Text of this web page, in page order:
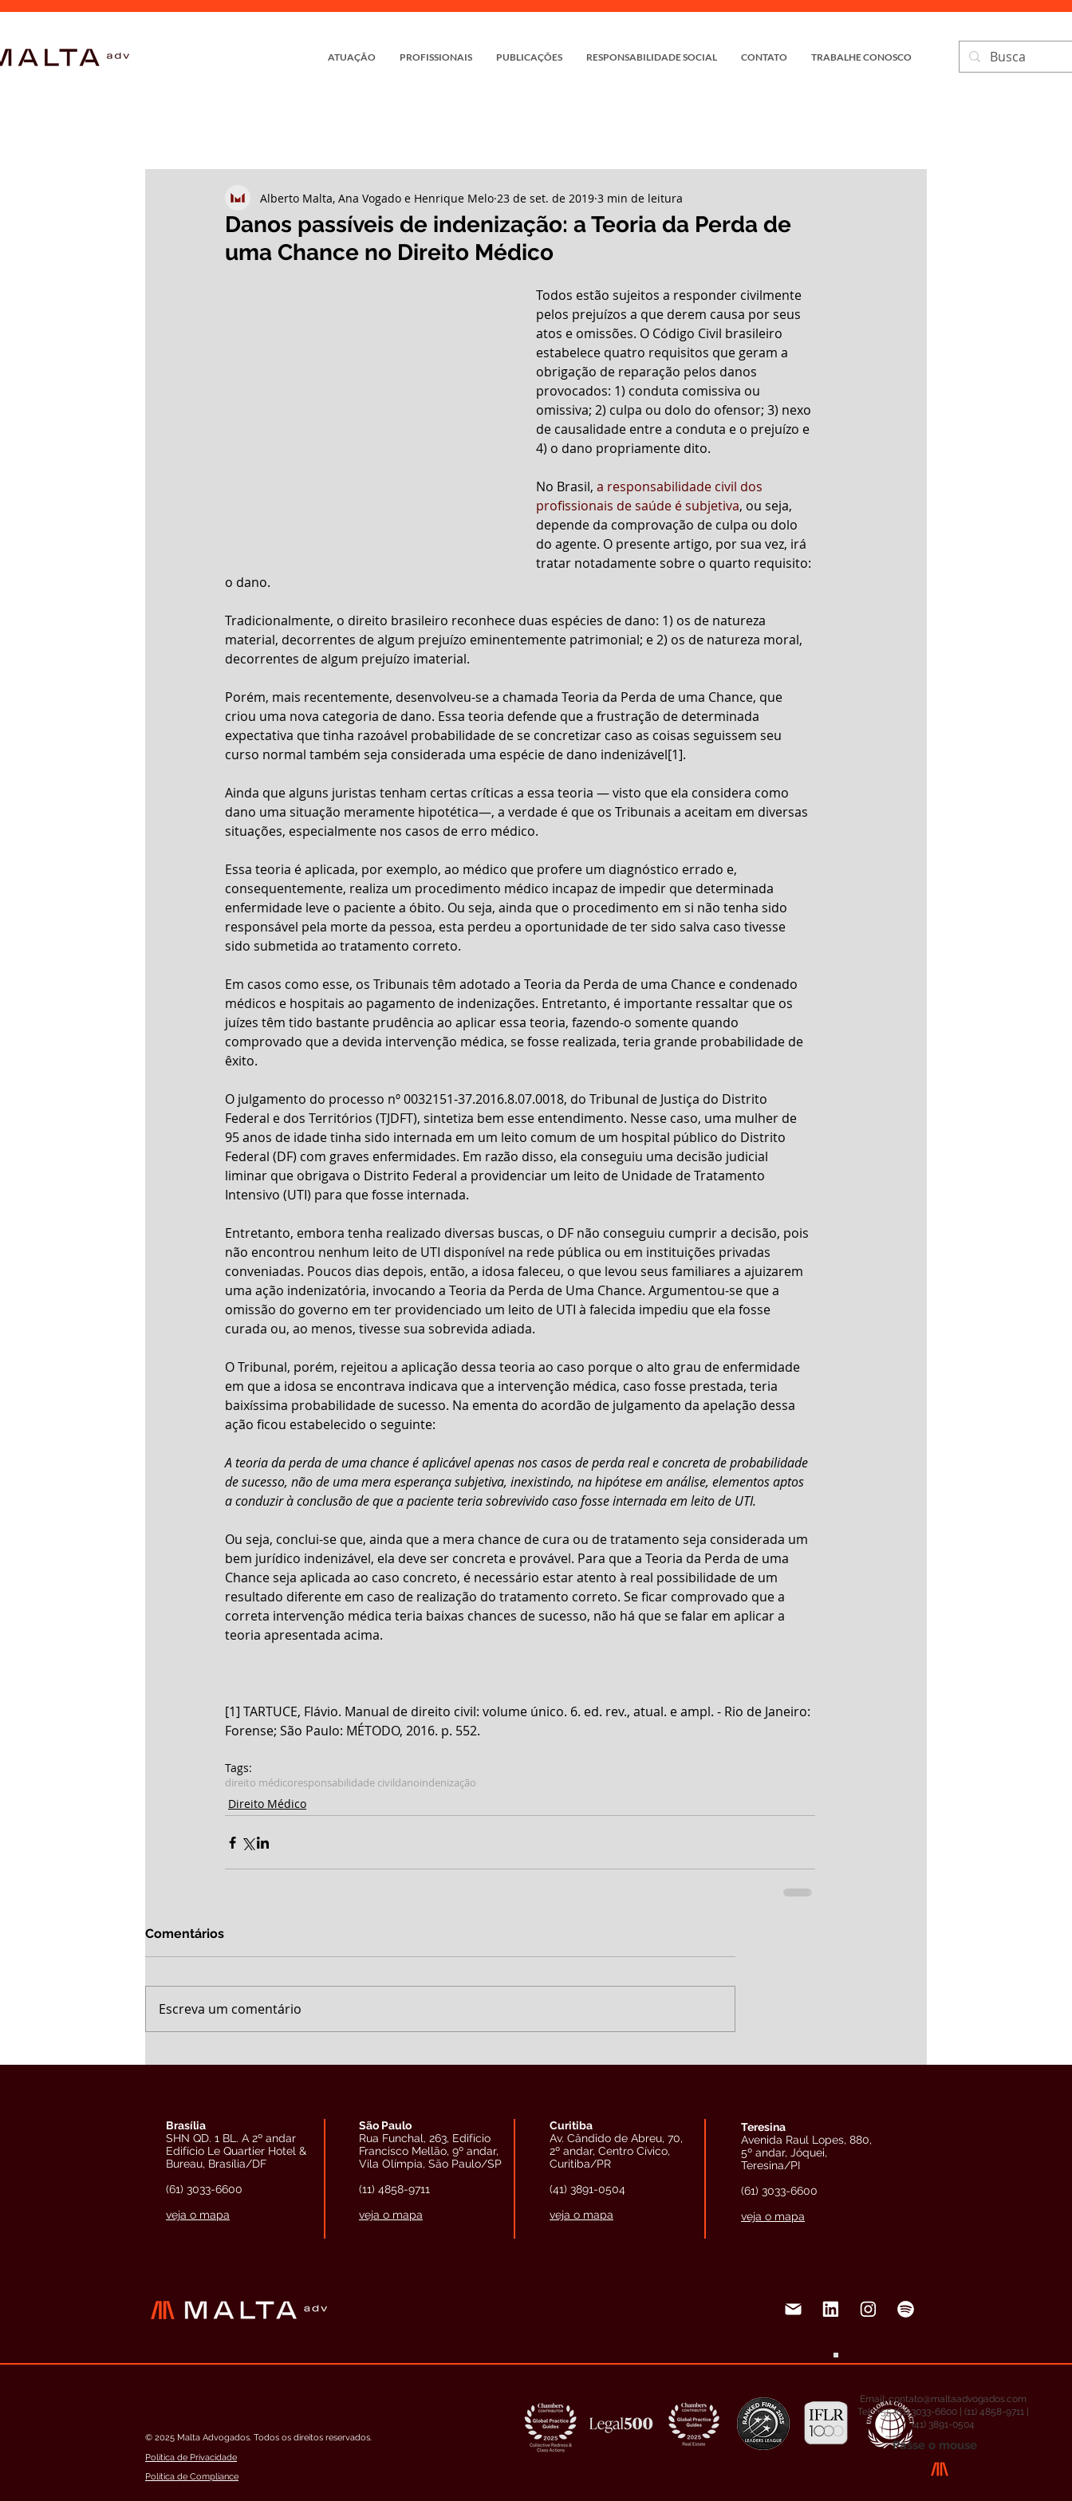
ATUAÇÃO PROFISSIONAIS PUBLICAÇÕES RESPONSABILIDADE SOCIAL CONTATO TRABALHE CONOSCO
Danos passíveis de indenização: a Teoria da Perda de
uma Chance no Direito Médico
Alberto Malta, Ana Vogado e Henrique Melo 23 de set. de 2019 3 min de leitura
Todos estão sujeitos a responder civilmente
pelos prejuízos a que derem causa por seus
atos e omissões. O Código Civil brasileiro
estabelece quatro requisitos que geram a
obrigação de reparação pelos danos
provocados: 1) conduta comissiva ou
omissiva; 2) culpa ou dolo do ofensor; 3) nexo
de causalidade entre a conduta e o prejuízo e
4) o dano propriamente dito.
No Brasil, a responsabilidade civil dos
profissionais de saúde é subjetiva, ou seja,
depende da comprovação de culpa ou dolo
do agente. O presente artigo, por sua vez, irá
tratar notadamente sobre o quarto requisito:
o dano.
Tradicionalmente, o direito brasileiro reconhece duas espécies de dano: 1) os de natureza
material, decorrentes de algum prejuízo eminentemente patrimonial; e 2) os de natureza moral,
decorrentes de algum prejuízo imaterial.
Porém, mais recentemente, desenvolveu-se a chamada Teoria da Perda de uma Chance, que
criou uma nova categoria de dano. Essa teoria defende que a frustração de determinada
expectativa que tinha razoável probabilidade de se concretizar caso as coisas seguissem seu
curso normal também seja considerada uma espécie de dano indenizável[1].
Ainda que alguns juristas tenham certas críticas a essa teoria — visto que ela considera como
dano uma situação meramente hipotética—, a verdade é que os Tribunais a aceitam em diversas
situações, especialmente nos casos de erro médico.
Essa teoria é aplicada, por exemplo, ao médico que profere um diagnóstico errado e,
consequentemente, realiza um procedimento médico incapaz de impedir que determinada
enfermidade leve o paciente a óbito. Ou seja, ainda que o procedimento em si não tenha sido
responsável pela morte da pessoa, esta perdeu a oportunidade de ter sido salva caso tivesse
sido submetida ao tratamento correto.
Em casos como esse, os Tribunais têm adotado a Teoria da Perda de uma Chance e condenado
médicos e hospitais ao pagamento de indenizações. Entretanto, é importante ressaltar que os
juízes têm tido bastante prudência ao aplicar essa teoria, fazendo-o somente quando
comprovado que a devida intervenção médica, se fosse realizada, teria grande probabilidade de
êxito.
O julgamento do processo nº 0032151-37.2016.8.07.0018, do Tribunal de Justiça do Distrito
Federal e dos Territórios (TJDFT), sintetiza bem esse entendimento. Nesse caso, uma mulher de
95 anos de idade tinha sido internada em um leito comum de um hospital público do Distrito
Federal (DF) com graves enfermidades. Em razão disso, ela conseguiu uma decisão judicial
liminar que obrigava o Distrito Federal a providenciar um leito de Unidade de Tratamento
Intensivo (UTI) para que fosse internada.
Entretanto, embora tenha realizado diversas buscas, o DF não conseguiu cumprir a decisão, pois
não encontrou nenhum leito de UTI disponível na rede pública ou em instituições privadas
conveniadas. Poucos dias depois, então, a idosa faleceu, o que levou seus familiares a ajuizarem
uma ação indenizatória, invocando a Teoria da Perda de Uma Chance. Argumentou-se que a
omissão do governo em ter providenciado um leito de UTI à falecida impediu que ela fosse
curada ou, ao menos, tivesse sua sobrevida adiada.
O Tribunal, porém, rejeitou a aplicação dessa teoria ao caso porque o alto grau de enfermidade
em que a idosa se encontrava indicava que a intervenção médica, caso fosse prestada, teria
baixíssima probabilidade de sucesso. Na ementa do acordão de julgamento da apelação dessa
ação ficou estabelecido o seguinte:
A teoria da perda de uma chance é aplicável apenas nos casos de perda real e concreta de probabilidade
de sucesso, não de uma mera esperança subjetiva, inexistindo, na hipótese em análise, elementos aptos
a conduzir à conclusão de que a paciente teria sobrevivido caso fosse internada em leito de UTI.
Ou seja, conclui-se que, ainda que a mera chance de cura ou de tratamento seja considerada um
bem jurídico indenizável, ela deve ser concreta e provável. Para que a Teoria da Perda de uma
Chance seja aplicada ao caso concreto, é necessário estar atento à real possibilidade de um
resultado diferente em caso de realização do tratamento correto. Se ficar comprovado que a
correta intervenção médica teria baixas chances de sucesso, não há que se falar em aplicar a
teoria apresentada acima.
[1] TARTUCE, Flávio. Manual de direito civil: volume único. 6. ed. rev., atual. e ampl. - Rio de Janeiro:
Forense; São Paulo: MÉTODO, 2016. p. 552.
Tags:
direito médicoresponsabilidade civildanoindenização
Direito Médico
Comentários
Escreva um comentário
Email:contato@maltaadvogados.com
Tel: +55 (61) 3033-6600 | (11) 4858-9711 |
(41) 3891-0504
Passe o mouse
Brasília
SHN QD. 1 BL. A 2º andar
Edifício Le Quartier Hotel &
Bureau, Brasília/DF
(61) 3033-6600
veja o mapa
São Paulo
Rua Funchal, 263, Edifício
Francisco Mellão, 9º andar,
Vila Olímpia, São Paulo/SP
(11) 4858-9711
veja o mapa
Curitiba
Av. Cândido de Abreu, 70,
2º andar, Centro Cívico,
Curitiba/PR
(41) 3891-0504
veja o mapa
Teresina
Avenida Raul Lopes, 880,
5º andar, Jóquei,
Teresina/PI
(61) 3033-6600
veja o mapa
© 2025 Malta Advogados. Todos os direitos reservados.
Política de Privacidade
Política de Compliance